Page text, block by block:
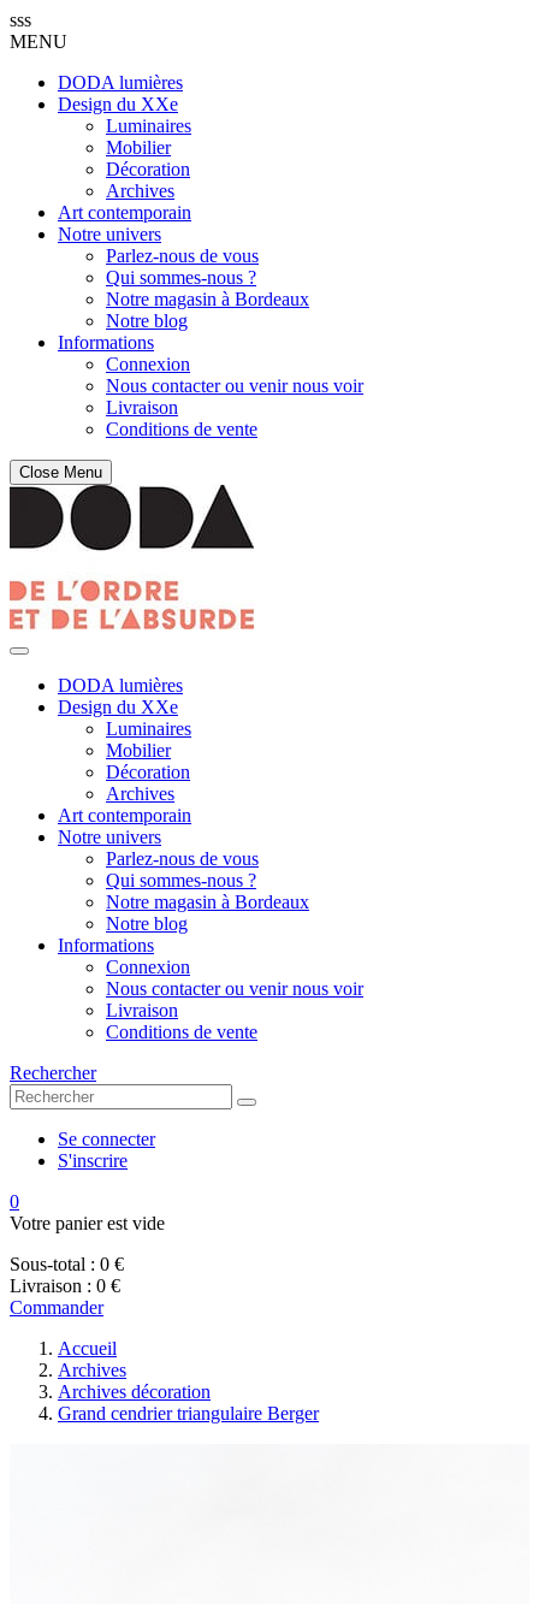
sss
MENU
DODA lumières
Design du XXe
Luminaires
Mobilier
Décoration
Archives
Art contemporain
Notre univers
Parlez-nous de vous
Qui sommes-nous ?
Notre magasin à Bordeaux
Notre blog
Informations
Connexion
Nous contacter ou venir nous voir
Livraison
Conditions de vente
Close Menu
DODA lumières
Design du XXe
Luminaires
Mobilier
Décoration
Archives
Art contemporain
Notre univers
Parlez-nous de vous
Qui sommes-nous ?
Notre magasin à Bordeaux
Notre blog
Informations
Connexion
Nous contacter ou venir nous voir
Livraison
Conditions de vente
Rechercher
Se connecter
S'inscrire
0
Votre panier est vide
Sous-total : 0 €
Livraison : 0 €
Commander
Accueil
Archives
Archives décoration
Grand cendrier triangulaire Berger